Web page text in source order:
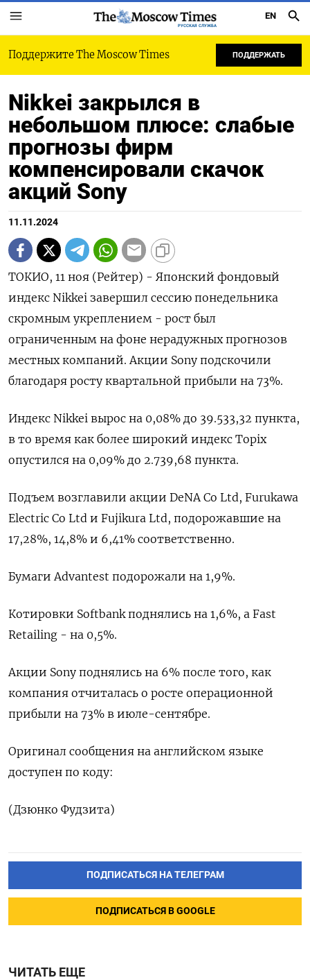
РУССКАЯ СЛУЖБА
EN
Поддержите The Moscow Times ПОДДЕРЖАТЬ
Nikkei закрылся в
небольшом плюсе: слабые
прогнозы фирм
компенсировали скачок
акций Sony
11.11.2024
ТОКИО, 11 ноя (Рейтер) - Японский фондовый
индекс Nikkei завершил сессию понедельника
скромным укреплением - рост был
ограниченным на фоне нерадужных прогнозов
местных компаний. Акции Sony подскочили
благодаря росту квартальной прибыли на 73%.
Индекс Nikkei вырос на 0,08% до 39.533,32 пункта,
в то время как более широкий индекс Topix
опустился на 0,09% до 2.739,68 пункта.
Подъем возглавили акции DeNA Co Ltd, Furukawa
Electric Co Ltd и Fujikura Ltd, подорожавшие на
17,28%, 14,8% и 6,41% соответственно.
Бумаги Advantest подорожали на 1,9%.
Котировки Softbank поднялись на 1,6%, а Fast
Retailing - на 0,5%.​
Акции Sony поднялись на 6% после того, как
компания отчиталась о росте операционной
прибыли на 73% в июле-сентябре.
Оригинал сообщения на английском языке
доступен по коду:
(Дзюнко Фудзита)
ПОДПИСАТЬСЯ НА ТЕЛЕГРАМ
ПОДПИСАТЬСЯ В GOOGLE
ЧИТАТЬ ЕЩЕ